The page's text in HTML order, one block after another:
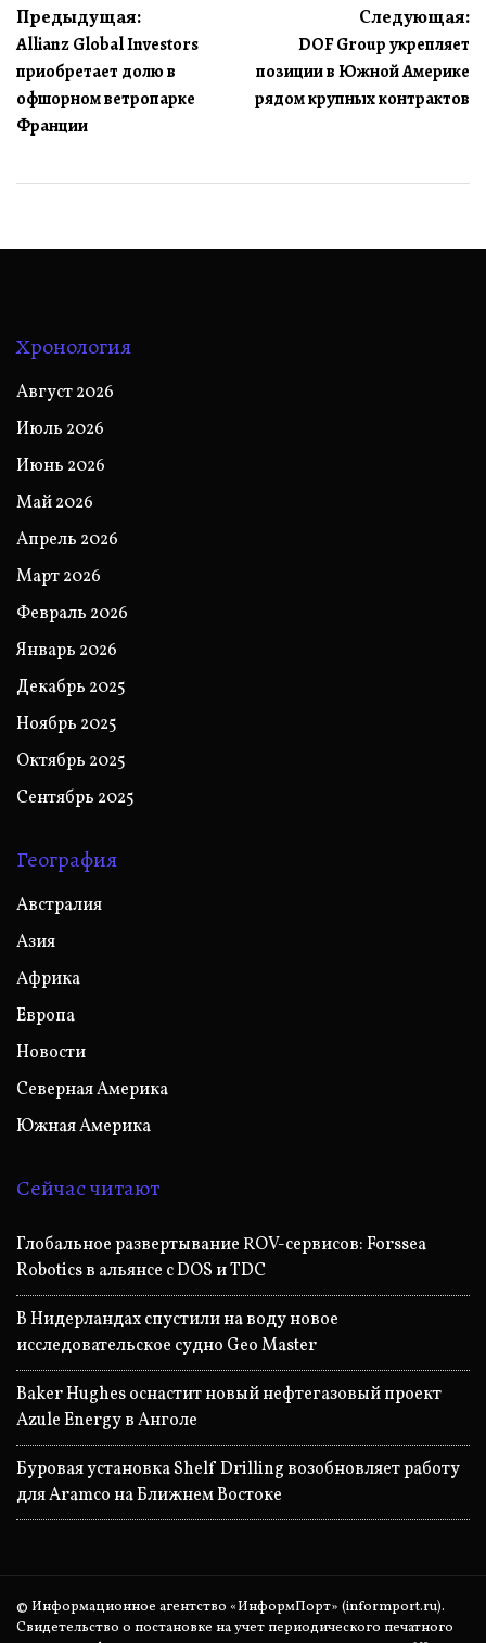
Навигация
по
записям
Предыдущая:
Allianz Global Investors
приобретает долю в
офшорном ветропарке
Франции
Следующая:
DOF Group укрепляет
позиции в Южной Америке
рядом крупных контрактов
Хронология
Август 2026
Июль 2026
Июнь 2026
Май 2026
Апрель 2026
Март 2026
Февраль 2026
Январь 2026
Декабрь 2025
Ноябрь 2025
Октябрь 2025
Сентябрь 2025
География
Австралия
Азия
Африка
Европа
Новости
Северная Америка
Южная Америка
Сейчас читают
Глобальное развертывание ROV-сервисов: Forssea
Robotics в альянсе с DOS и TDC
В Нидерландах спустили на воду новое
исследовательское судно Geo Master
Baker Hughes оснастит новый нефтегазовый проект
Azule Energy в Анголе
Буровая установка Shelf Drilling возобновляет работу
для Aramco на Ближнем Востоке
© Информационное агентство «ИнформПорт» (informport.ru).
Свидетельство о постановке на учет периодического печатного